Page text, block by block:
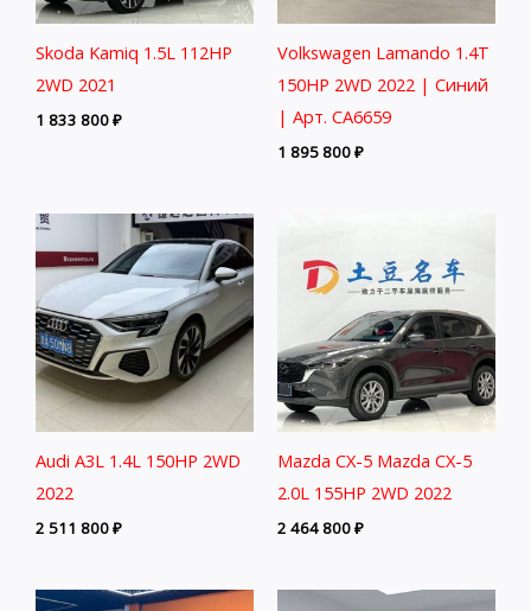
Skoda Kamiq 1.5L 112HP
2WD 2021
1 833 800₽
Volkswagen Lamando 1.4T
150HP 2WD 2022 | Синий
| Арт. CA6659
1 895 800₽
Audi A3L 1.4L 150HP 2WD
2022
2 511 800₽
Mazda CX-5 Mazda CX-5
2.0L 155HP 2WD 2022
2 464 800₽